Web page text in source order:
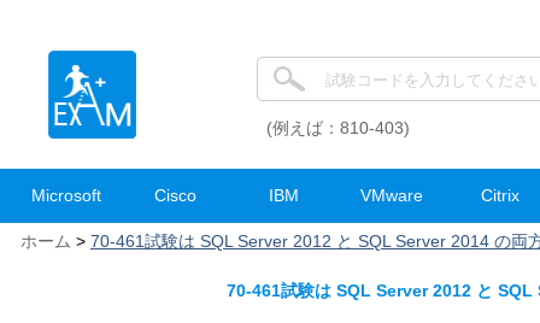
(例えば：810-403)
Microsoft Cisco IBM VMware Citrix
ホーム > 70-461試験は SQL Server 2012 と SQL Server 2014 の両
70-461試験は SQL Server 2012 と SQL